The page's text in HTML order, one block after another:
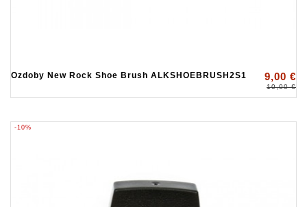
Ozdoby New Rock Shoe Brush ALKSHOEBRUSH2S1 9,00 €
10,00 €
-10%